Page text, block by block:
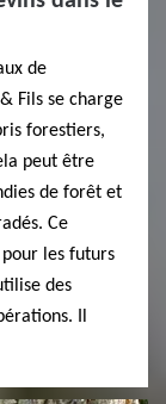
de
Fils se charge
forestiers,
peut être
de forêt et
Ce
les futurs
des
Il